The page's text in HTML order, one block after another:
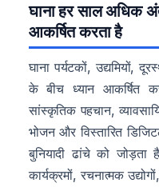
घाना हर साल अधिक
आकर्षित करता है
घाना पर्यटकों, उद्यमियों,
के बीच ध्यान आकर्षित
सांस्कृतिक पहचान,
भोजन और विस्तारित
बुनियादी ढांचे को
कार्यक्रमों, रचनात्मक